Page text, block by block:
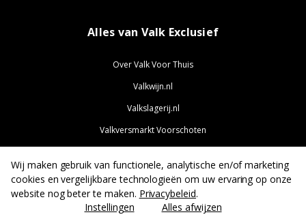
Alles van Valk Exclusief
Over Valk Voor Thuis
Valkwijn.nl
Valkslagerij.nl
Valkversmarkt Voorschoten
ValkJobs.nl
Wij maken gebruik van functionele, analytische en/of marketing
cookies en vergelijkbare technologieën om uw ervaring op onze
website nog beter te maken. Privacybeleid.
Instellingen
Alles afwijzen